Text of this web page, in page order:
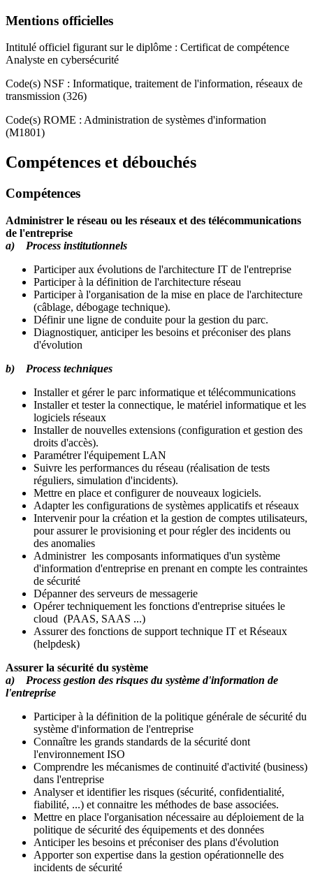
Mentions officielles
Intitulé officiel figurant sur le diplôme : Certificat de compétence
Analyste en cybersécurité
Code(s) NSF : Informatique, traitement de l'information, réseaux de
transmission (326)
Code(s) ROME : Administration de systèmes d'information
(M1801)
Compétences et débouchés
Compétences
Administrer le réseau ou les réseaux et des télécommunications
de l'entreprise
a) Process institutionnels
Participer aux évolutions de l'architecture IT de l'entreprise
Participer à la définition de l'architecture réseau
Participer à l'organisation de la mise en place de l'architecture
(câblage, débogage technique).
Définir une ligne de conduite pour la gestion du parc.
Diagnostiquer, anticiper les besoins et préconiser des plans
d'évolution
b) Process techniques
Installer et gérer le parc informatique et télécommunications
Installer et tester la connectique, le matériel informatique et les
logiciels réseaux
Installer de nouvelles extensions (configuration et gestion des
droits d'accès).
Paramétrer l'équipement LAN
Suivre les performances du réseau (réalisation de tests
réguliers, simulation d'incidents).
Mettre en place et configurer de nouveaux logiciels.
Adapter les configurations de systèmes applicatifs et réseaux
Intervenir pour la création et la gestion de comptes utilisateurs,
pour assurer le provisioning et pour régler des incidents ou
des anomalies
Administrer les composants informatiques d'un système
d'information d'entreprise en prenant en compte les contraintes
de sécurité
Dépanner des serveurs de messagerie
Opérer techniquement les fonctions d'entreprise situées le
cloud (PAAS, SAAS ...)
Assurer des fonctions de support technique IT et Réseaux
(helpdesk)
Assurer la sécurité du système
a) Process gestion des risques du système d'information de
l'entreprise
Participer à la définition de la politique générale de sécurité du
système d'information de l'entreprise
Connaître les grands standards de la sécurité dont
l'environnement ISO
Comprendre les mécanismes de continuité d'activité (business)
dans l'entreprise
Analyser et identifier les risques (sécurité, confidentialité,
fiabilité, ...) et connaitre les méthodes de base associées.
Mettre en place l'organisation nécessaire au déploiement de la
politique de sécurité des équipements et des données
Anticiper les besoins et préconiser des plans d'évolution
Apporter son expertise dans la gestion opérationnelle des
incidents de sécurité